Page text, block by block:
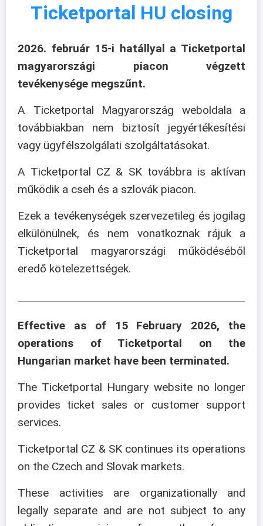
Ticketportal HU closing
2026. február 15-i hatállyal a Ticketportal
magyarországi piacon végzett
tevékenysége megszűnt.
A Ticketportal Magyarország weboldala a
továbbiakban nem biztosít jegyértékesítési
vagy ügyfélszolgálati szolgáltatásokat.
A Ticketportal CZ & SK továbbra is aktívan
működik a cseh és a szlovák piacon.
Ezek a tevékenységek szervezetileg és jogilag
elkülönülnek, és nem vonatkoznak rájuk a
Ticketportal magyarországi működéséből
eredő kötelezettségek.
Effective as of 15 February 2026, the
operations of Ticketportal on the
Hungarian market have been terminated.
The Ticketportal Hungary website no longer
provides ticket sales or customer support
services.
Ticketportal CZ & SK continues its operations
on the Czech and Slovak markets.
These activities are organizationally and
legally separate and are not subject to any